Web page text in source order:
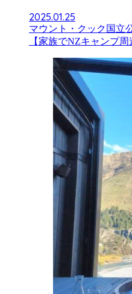
2025.01.25
マウント・クック国立
【家族でNZキャンプ